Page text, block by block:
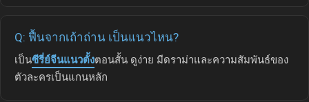
Q: ฟื้นจากเถ้าถ่าน เป็นแนวไหน?
เป็นซีรี่ย์จีนแนวตั้งตอนสั้น ดูง่าย มีดราม่าและความสัมพันธ์ของ
ตัวละครเป็นแกนหลัก